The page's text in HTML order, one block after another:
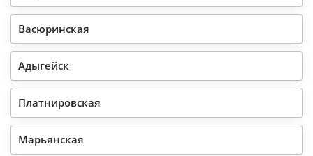
Васюринская
Адыгейск
Платнировская
Марьянская